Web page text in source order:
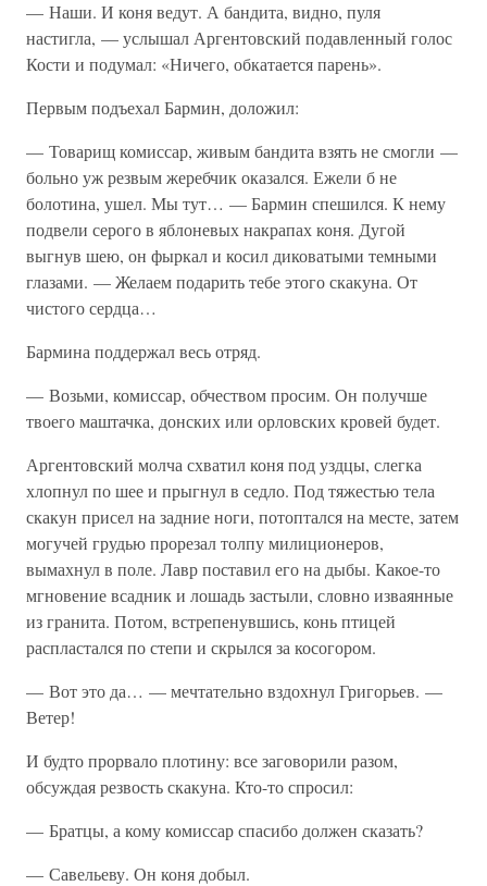
— Наши. И коня ведут. А бандита, видно, пуля
настигла, — услышал Аргентовский подавленный голос
Кости и подумал: «Ничего, обкатается парень».
Первым подъехал Бармин, доложил:
— Товарищ комиссар, живым бандита взять не смогли —
больно уж резвым жеребчик оказался. Ежели б не
болотина, ушел. Мы тут… — Бармин спешился. К нему
подвели серого в яблоневых накрапах коня. Дугой
выгнув шею, он фыркал и косил диковатыми темными
глазами. — Желаем подарить тебе этого скакуна. От
чистого сердца…
Бармина поддержал весь отряд.
— Возьми, комиссар, обчеством просим. Он получше
твоего маштачка, донских или орловских кровей будет.
Аргентовский молча схватил коня под уздцы, слегка
хлопнул по шее и прыгнул в седло. Под тяжестью тела
скакун присел на задние ноги, потоптался на месте, затем
могучей грудью прорезал толпу милиционеров,
вымахнул в поле. Лавр поставил его на дыбы. Какое-то
мгновение всадник и лошадь застыли, словно изваянные
из гранита. Потом, встрепенувшись, конь птицей
распластался по степи и скрылся за косогором.
— Вот это да… — мечтательно вздохнул Григорьев. —
Ветер!
И будто прорвало плотину: все заговорили разом,
обсуждая резвость скакуна. Кто-то спросил:
— Братцы, а кому комиссар спасибо должен сказать?
— Савельеву. Он коня добыл.